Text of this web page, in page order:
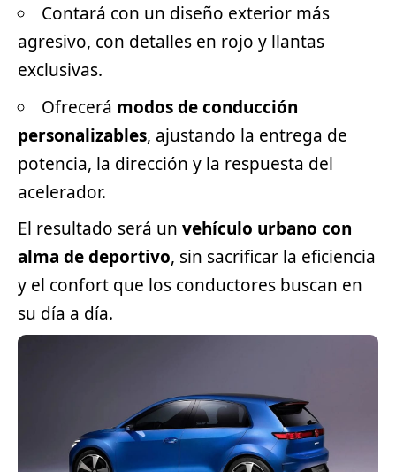
Contará con un diseño exterior más
agresivo, con detalles en rojo y llantas
exclusivas.
Ofrecerá modos de conducción
personalizables, ajustando la entrega de
potencia, la dirección y la respuesta del
acelerador.
El resultado será un vehículo urbano con
alma dedeportivo, sin sacrificar la eficiencia
y el confort que los conductores buscan en
su día a día.